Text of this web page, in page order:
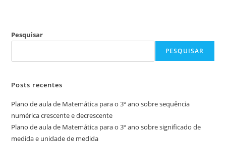
Pesquisar
PESQUISAR
Posts recentes
Plano de aula de Matemática para o 3º ano sobre sequência
numérica crescente e decrescente
Plano de aula de Matemática para o 3º ano sobre significado de
medida e unidade de medida